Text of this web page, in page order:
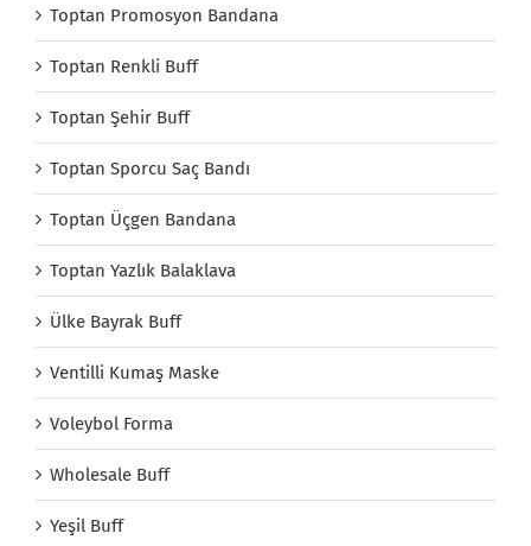
Toptan Promosyon Bandana
Toptan Renkli Buff
Toptan Şehir Buff
Toptan Sporcu Saç Bandı
Toptan Üçgen Bandana
Toptan Yazlık Balaklava
Ülke Bayrak Buff
Ventilli Kumaş Maske
Voleybol Forma
Wholesale Buff
Yeşil Buff